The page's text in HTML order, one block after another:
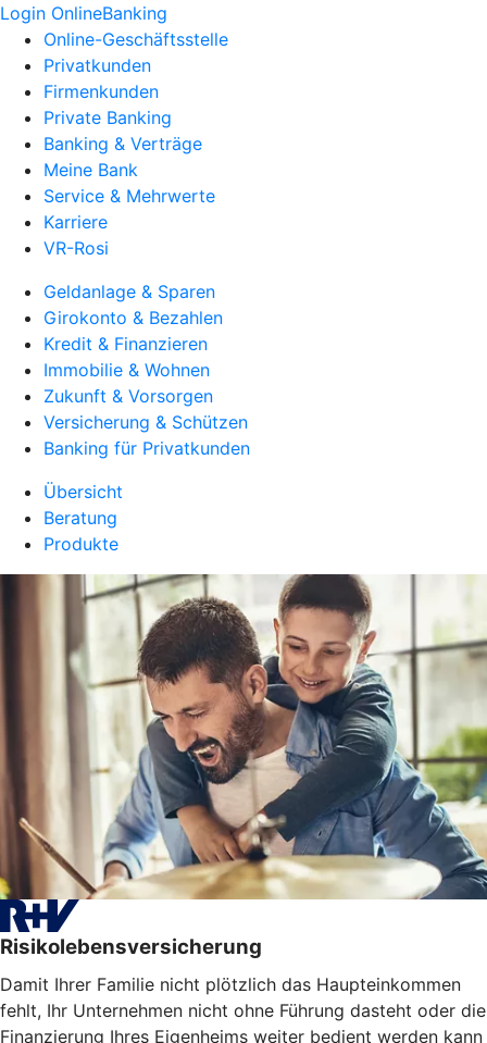
Login OnlineBanking
Online-Geschäftsstelle
Privatkunden
Firmenkunden
Private Banking
Banking & Verträge
Meine Bank
Service & Mehrwerte
Karriere
VR-Rosi
Geldanlage & Sparen
Girokonto & Bezahlen
Kredit & Finanzieren
Immobilie & Wohnen
Zukunft & Vorsorgen
Versicherung & Schützen
Banking für Privatkunden
Übersicht
Beratung
Produkte
Risikolebensversicherung
Damit Ihrer Familie nicht plötzlich das Haupteinkommen
fehlt, Ihr Unternehmen nicht ohne Führung dasteht oder die
Finanzierung Ihres Eigenheims weiter bedient werden kann